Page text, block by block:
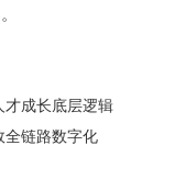
成长底层逻辑
全链路数字化